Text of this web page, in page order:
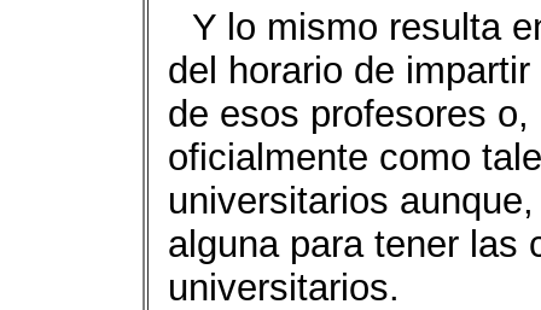
Y lo mismo resulta
del horario de
de esos profesores
oficialmente como
universitarios
alguna para tener las
universitarios.